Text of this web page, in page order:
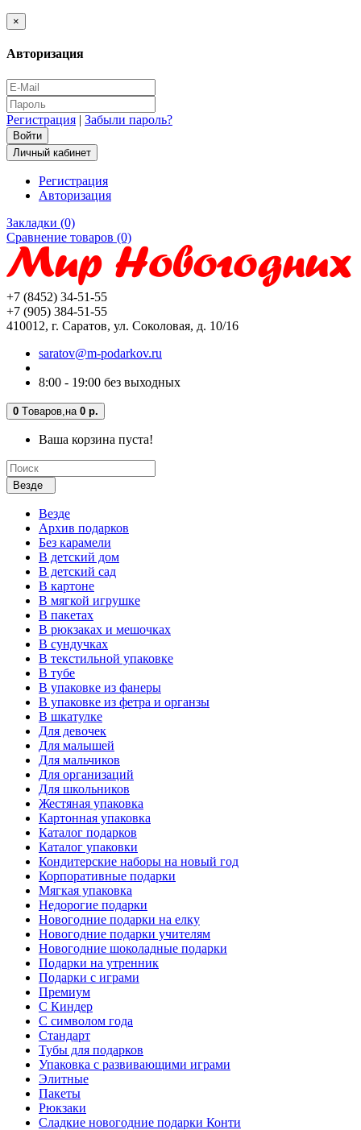
×
Авторизация
Регистрация | Забыли пароль?
Личный кабинет
Регистрация
Авторизация
Закладки (0)
Сравнение товаров (0)
+7 (8452) 34-51-55
+7 (905) 384-51-55
410012, г. Саратов, ул. Соколовая, д. 10/16
saratov@m-podarkov.ru
8:00 - 19:00 без выходных
0 Tоваров, на 0 р.
Ваша корзина пуста!
Везде
Везде
Архив подарков
Без карамели
В детский дом
В детский сад
В картоне
В мягкой игрушке
В пакетах
В рюкзаках и мешочках
В сундучках
В текстильной упаковке
В тубе
В упаковке из фанеры
В упаковке из фетра и органзы
В шкатулке
Для девочек
Для малышей
Для мальчиков
Для организаций
Для школьников
Жестяная упаковка
Картонная упаковка
Каталог подарков
Каталог упаковки
Кондитерские наборы на новый год
Корпоративные подарки
Мягкая упаковка
Недорогие подарки
Новогодние подарки на елку
Новогодние подарки учителям
Новогодние шоколадные подарки
Подарки на утренник
Подарки с играми
Премиум
С Киндер
С символом года
Стандарт
Тубы для подарков
Упаковка с развивающими играми
Элитные
Пакеты
Рюкзаки
Сладкие новогодние подарки Конти